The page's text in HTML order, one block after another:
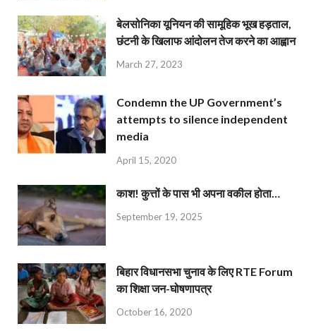
बेलसोनिका यूनियन की सामूहिक भूख हड़ताल,
छंटनी के खिलाफ आंदोलन तेज करने का आह्वान
March 27, 2023
Condemn the UP Government’s
attempts to silence independent
media
April 15, 2020
काश! कुत्तों के पास भी अपना वकील होता…
September 19, 2025
बिहार विधानसभा चुनाव के लिए RTE Forum
का शिक्षा जन-घोषणापत्र
October 16, 2020